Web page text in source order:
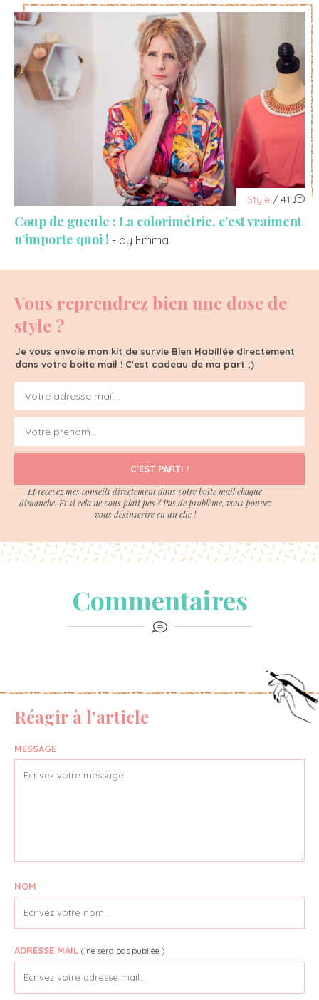
Style / 41
Coup de gueule : La colorimétrie, c’est vraiment
n’importe quoi ! - by Emma
Vous reprendrez bien une dose de
style ?
Je vous envoie mon kit de survie Bien Habillée directement
dans votre boite mail ! C'est cadeau de ma part ;)
C'EST PARTI !
Et recevez mes conseils directement dans votre boite mail chaque
dimanche. Et si cela ne vous plait pas ? Pas de problème, vous pouvez
vous désinscrire en un clic !
Commentaires
Réagir à l'article
MESSAGE
NOM
ADRESSE MAIL ( ne sera pas publiée )